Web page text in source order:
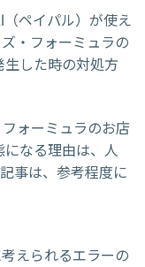
ペイパル）が使え
・フォーミュラの
した時の対処方
ォーミュラのお店
なる理由は、人
事は、参考程度に
えられるエラーの